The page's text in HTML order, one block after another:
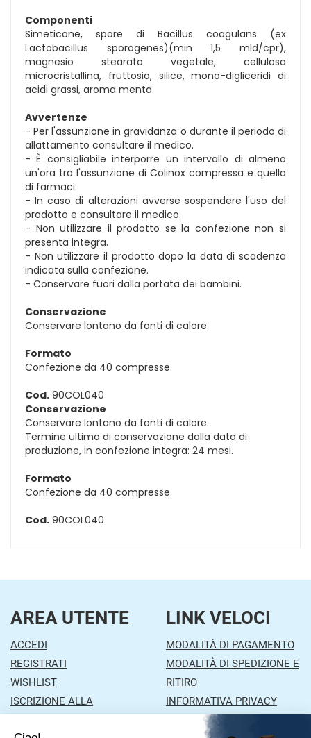
Componenti
Simeticone, spore di Bacillus coagulans (ex
Lactobacillus sporogenes)(min 1,5 mld/cpr),
magnesio stearato vegetale, cellulosa
microcristallina, fruttosio, silice, mono-digliceridi di
acidi grassi, aroma menta.
Avvertenze
- Per l'assunzione in gravidanza o durante il periodo di
allattamento consultare il medico.
- È consigliabile interporre un intervallo di almeno
un'ora tra l'assunzione di Colinox compressa e quella
di farmaci.
- In caso di alterazioni avverse sospendere l'uso del
prodotto e consultare il medico.
- Non utilizzare il prodotto se la confezione non si
presenta integra.
- Non utilizzare il prodotto dopo la data di scadenza
indicata sulla confezione.
- Conservare fuori dalla portata dei bambini.
Conservazione
Conservare lontano da fonti di calore.
Formato
Confezione da 40 compresse.
Cod. 90COL040
Conservazione
Conservare lontano da fonti di calore.
Termine ultimo di conservazione dalla data di
produzione, in confezione integra: 24 mesi.
Formato
Confezione da 40 compresse.
Cod. 90COL040
AREA UTENTE
ACCEDI
REGISTRATI
WISHLIST
ISCRIZIONE ALLA
LINK VELOCI
MODALITÀ DI PAGAMENTO
MODALITÀ DI SPEDIZIONE E
RITIRO
INFORMATIVA PRIVACY
CONDIZIONI DI VENDITA